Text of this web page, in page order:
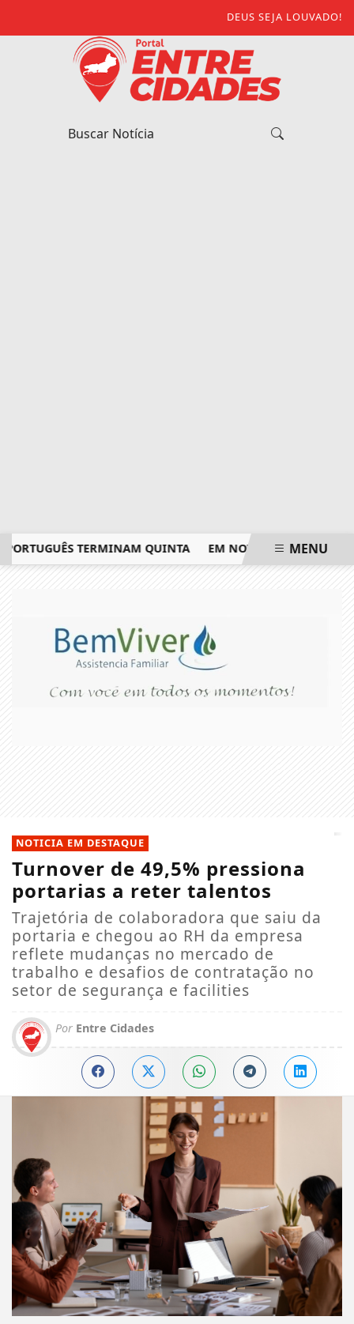
DEUS SEJA LOUVADO!
TERMINAM QUINTA EM NOVA REDUÇÃO, COPOM
MENU
NOTICIA EM DESTAQUE
Turnover de 49,5% pressiona
portarias a reter talentos
Trajetória de colaboradora que saiu da
portaria e chegou ao RH da empresa
reflete mudanças no mercado de
trabalho e desafios de contratação no
setor de segurança e facilities
Por Entre Cidades